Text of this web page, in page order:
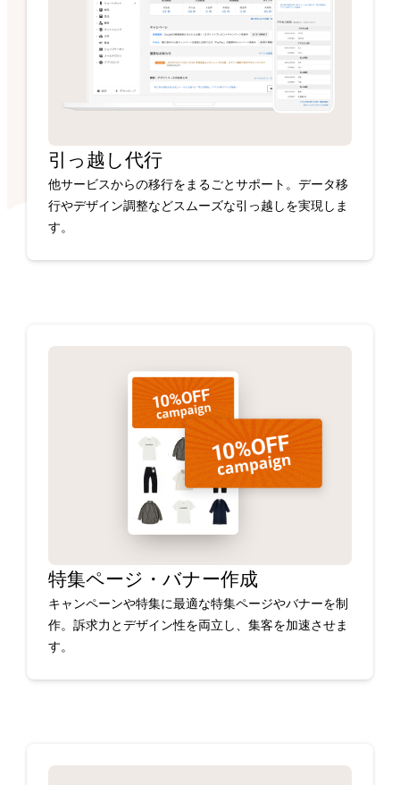
引っ越し代行
他サービスからの移行をまるごとサポート。データ移
行やデザイン調整などスムーズな引っ越しを実現しま
す。
特集ページ・バナー作成
キャンペーンや特集に最適な特集ページやバナーを制
作。訴求力とデザイン性を両立し、集客を加速させま
す。